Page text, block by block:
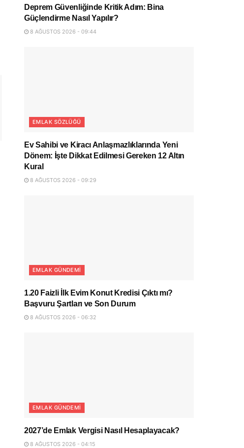
Deprem Güvenliğinde Kritik Adım: Bina
Güçlendirme Nasıl Yapılır?
8 AĞUSTOS 2026 - 09:44
EMLAK SÖZLÜĞÜ
Ev Sahibi ve Kiracı Anlaşmazlıklarında Yeni
Dönem: İşte Dikkat Edilmesi Gereken 12 Altın
Kural
8 AĞUSTOS 2026 - 09:29
EMLAK GÜNDEMI
1.20 Faizli İlk Evim Konut Kredisi Çıktı mı?
Başvuru Şartları ve Son Durum
8 AĞUSTOS 2026 - 06:32
EMLAK GÜNDEMI
2027’de Emlak Vergisi Nasıl Hesaplayacak?
8 AĞUSTOS 2026 - 04:15